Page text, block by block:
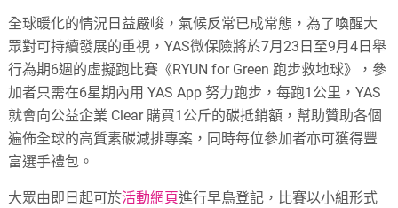
全球暖化的情況日益嚴峻，氣候反常已成常態，為了喚醒大
眾對可持續發展的重視，YAS微保險將於7月23日至9月4日舉
行為期6週的虛擬跑比賽《RYUN for Green 跑步救地球》，參
加者只需在6星期內用 YAS App 努力跑步，每跑1公里，YAS
就會向公益企業 Clear 購買1公斤的碳抵銷額，幫助贊助各個
遍佈全球的高質素碳減排專案，同時每位參加者亦可獲得豐
富選手禮包。
大眾由即日起可於活動網頁進行早鳥登記，比賽以小組形式